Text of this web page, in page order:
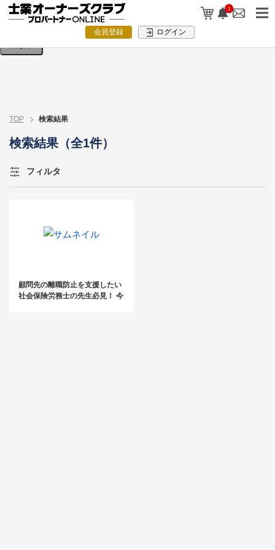
1
会員登録 ログイン
検索条件を入力してください。
TOP 検索結果
検索結果（全1件）
フィルタ
顧問先の離職防止を支援したい
社会保険労務士の先生必見！ 今